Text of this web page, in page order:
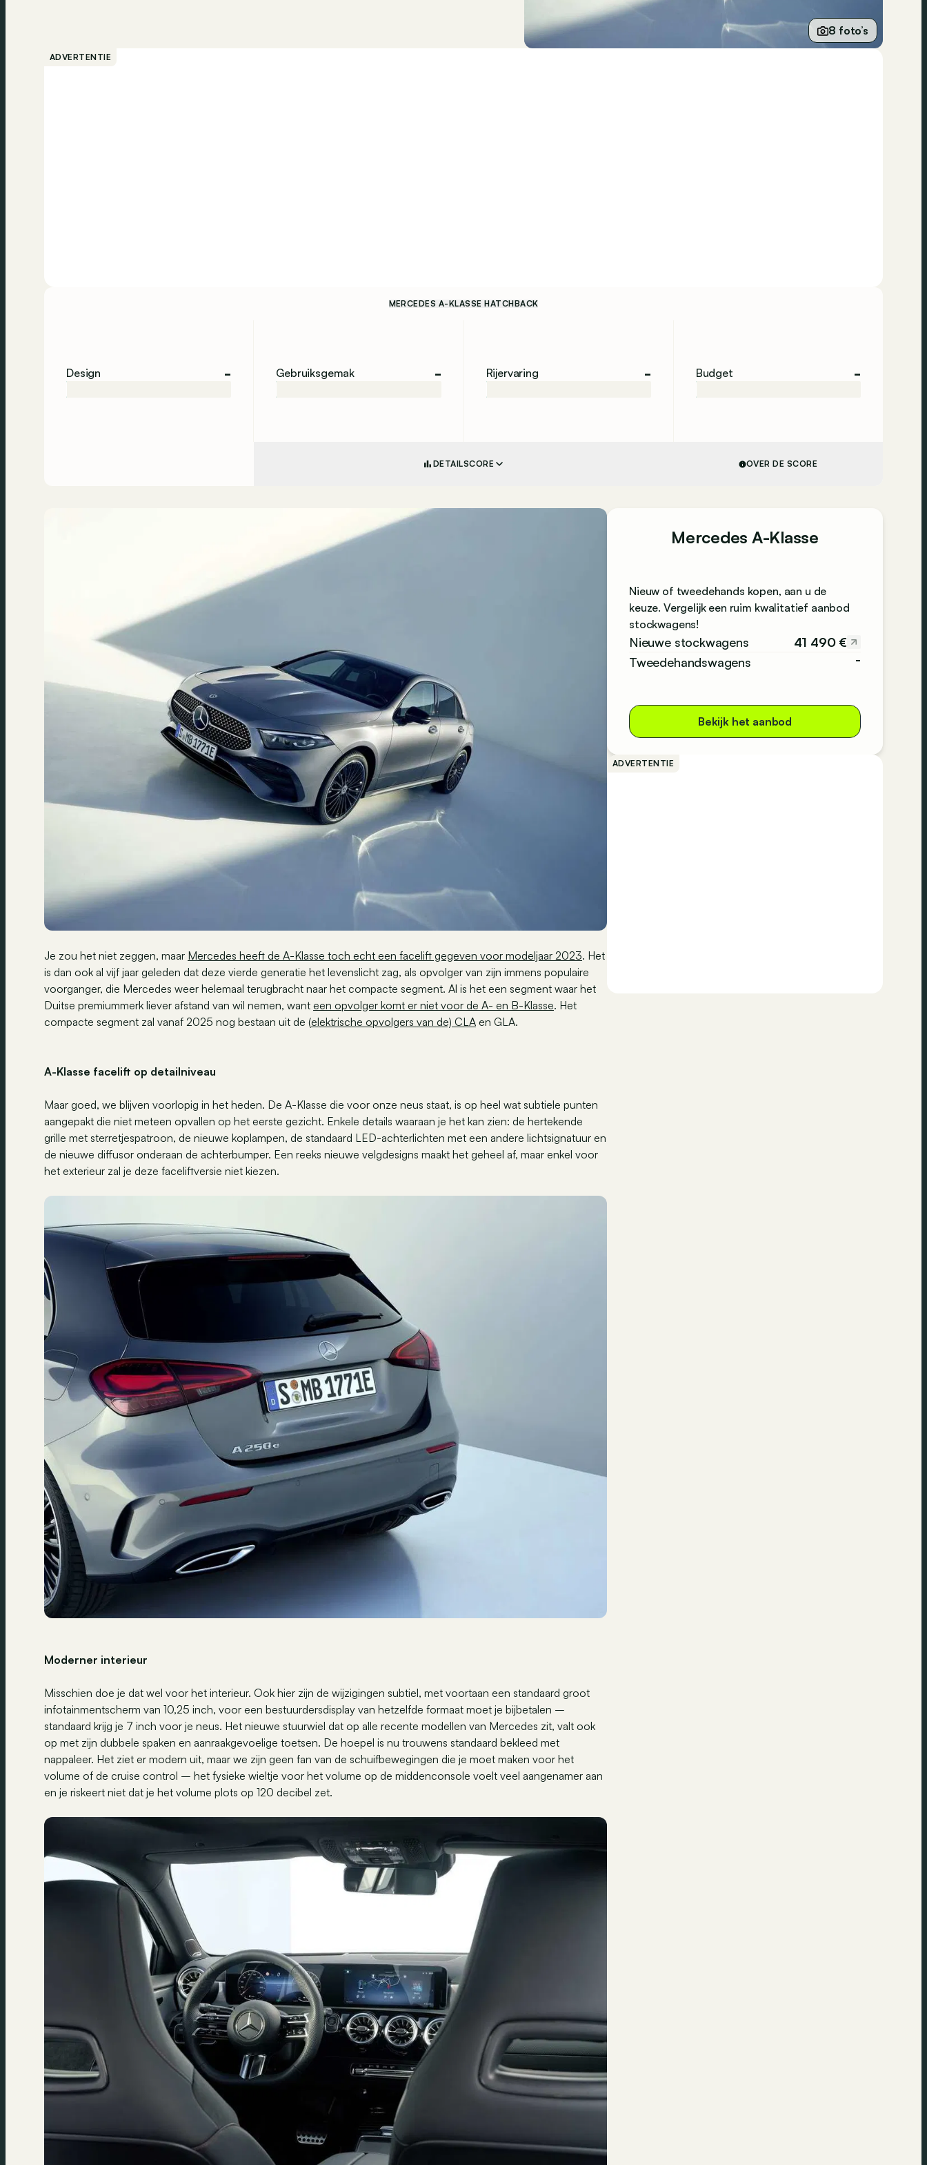
8 foto’s
ADVERTENTIE
MERCEDES A-KLASSE HATCHBACK
Design - Gebruiksgemak - Rijervaring - Budget -
DETAILSCORE OVER DE SCORE
Je zou het niet zeggen, maar Mercedes heeft de A-Klasse toch echt een facelift gegeven voor modeljaar 2023. Het
is dan ook al vijf jaar geleden dat deze vierde generatie het levenslicht zag, als opvolger van zijn immens populaire
voorganger, die Mercedes weer helemaal terugbracht naar het compacte segment. Al is het een segment waar het
Duitse premiummerk liever afstand van wil nemen, want een opvolger komt er niet voor de A- en B-Klasse. Het
compacte segment zal vanaf 2025 nog bestaan uit de (elektrische opvolgers van de) CLA en GLA.
A-Klasse facelift op detailniveau
Maar goed, we blijven voorlopig in het heden. De A-Klasse die voor onze neus staat, is op heel wat subtiele punten
aangepakt die niet meteen opvallen op het eerste gezicht. Enkele details waaraan je het kan zien: de hertekende
grille met sterretjespatroon, de nieuwe koplampen, de standaard LED-achterlichten met een andere lichtsignatuur en
de nieuwe diffusor onderaan de achterbumper. Een reeks nieuwe velgdesigns maakt het geheel af, maar enkel voor
het exterieur zal je deze faceliftversie niet kiezen.
Moderner interieur
Misschien doe je dat wel voor het interieur. Ook hier zijn de wijzigingen subtiel, met voortaan een standaard groot
infotainmentscherm van 10,25 inch, voor een bestuurdersdisplay van hetzelfde formaat moet je bijbetalen –
standaard krijg je 7 inch voor je neus. Het nieuwe stuurwiel dat op alle recente modellen van Mercedes zit, valt ook
op met zijn dubbele spaken en aanraakgevoelige toetsen. De hoepel is nu trouwens standaard bekleed met
nappaleer. Het ziet er modern uit, maar we zijn geen fan van de schuifbewegingen die je moet maken voor het
volume of de cruise control – het fysieke wieltje voor het volume op de middenconsole voelt veel aangenamer aan
en je riskeert niet dat je het volume plots op 120 decibel zet.
Mercedes A-Klasse
Nieuw of tweedehands kopen, aan u de
keuze. Vergelijk een ruim kwalitatief aanbod
stockwagens!
Nieuwe stockwagens
41 490 €
Tweedehandswagens
-
Bekijk het aanbod
ADVERTENTIE